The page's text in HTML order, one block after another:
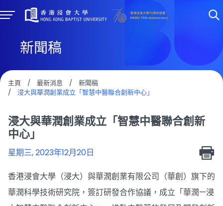
新聞稿
主頁 / 最新消息 /
新聞稿
/
浸大與華潤創業成立「智慧中醫聯合創新中心」
浸大與華潤創業成立「智慧中醫聯合創新
中心」
星期三, 2023年12月20日
香港浸會大學（浸大）與華潤創業有限公司（華創）旗下的
華潤科學技術研究院，簽訂研發合作協議，成立「華潤—浸